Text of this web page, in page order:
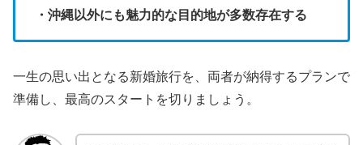
・沖縄以外にも魅力的な目的地が多数存在する
一生の思い出となる新婚旅行を、両者が納得するプランで
準備し、最高のスタートを切りましょう。